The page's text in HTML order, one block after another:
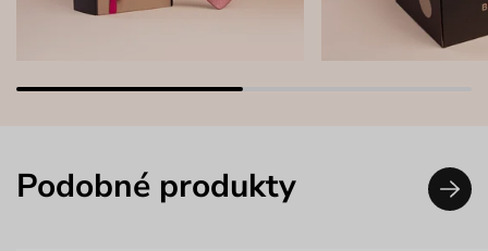
Podobné produkty